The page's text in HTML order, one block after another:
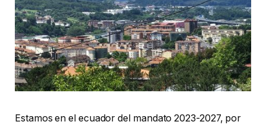
Estamos en el ecuador del mandato 2023-2027, por